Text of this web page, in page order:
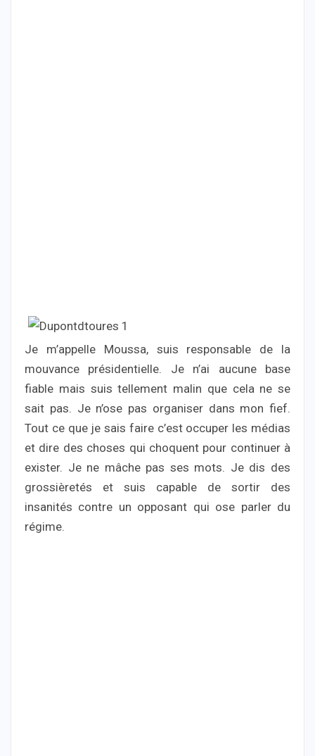
Je m’appelle Moussa, suis responsable de la
mouvance présidentielle. Je n’ai aucune base
fiable mais suis tellement malin que cela ne se
sait pas. Je n’ose pas organiser dans mon fief.
Tout ce que je sais faire c’est occuper les médias
et dire des choses qui choquent pour continuer à
exister. Je ne mâche pas ses mots. Je dis des
grossièretés et suis capable de sortir des
insanités contre un opposant qui ose parler du
régime.